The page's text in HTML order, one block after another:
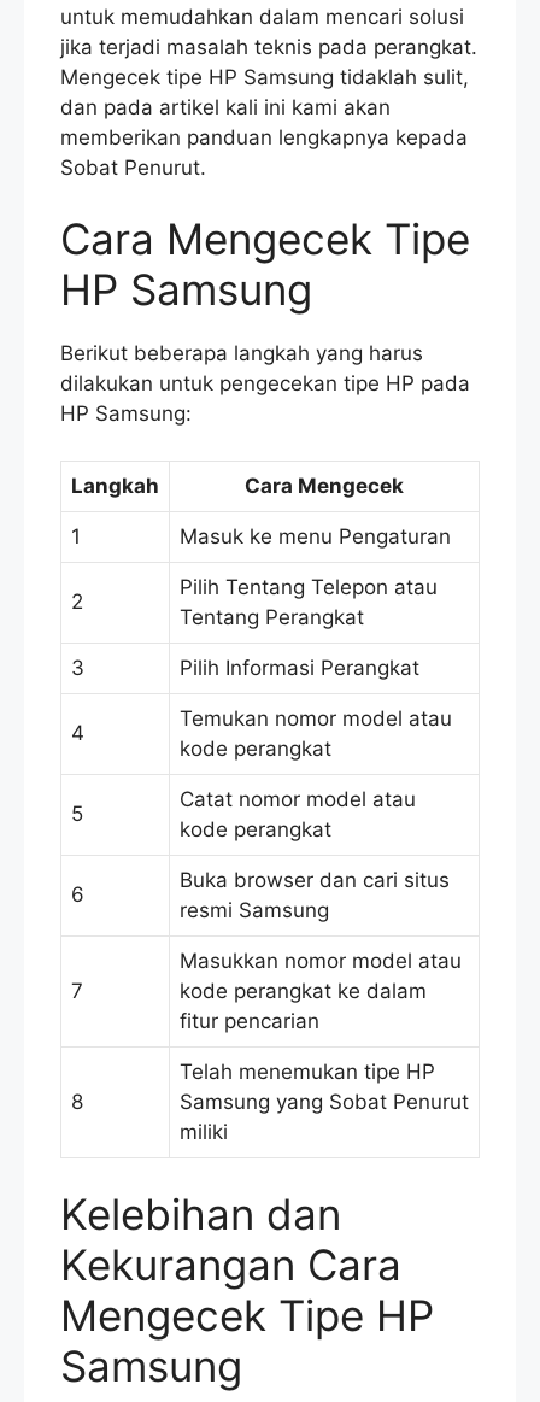
untuk memudahkan dalam mencari solusi
jika terjadi masalah teknis pada perangkat.
Mengecek tipe HP Samsung tidaklah sulit,
dan pada artikel kali ini kami akan
memberikan panduan lengkapnya kepada
Sobat Penurut.
Cara Mengecek Tipe
HP Samsung
Berikut beberapa langkah yang harus
dilakukan untuk pengecekan tipe HP pada
HP Samsung:
Langkah Cara Mengecek
1 Masuk ke menu Pengaturan
2
Pilih Tentang Telepon atau
Tentang Perangkat
3 Pilih Informasi Perangkat
4
Temukan nomor model atau
kode perangkat
5
Catat nomor model atau
kode perangkat
6
Buka browser dan cari situs
resmi Samsung
7
Masukkan nomor model atau
kode perangkat ke dalam
fitur pencarian
8
Telah menemukan tipe HP
Samsung yang Sobat Penurut
miliki
Kelebihan dan
Kekurangan Cara
Mengecek Tipe HP
Samsung